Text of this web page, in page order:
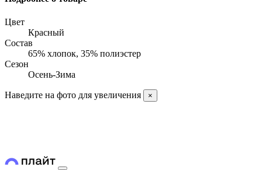
Цвет
Красный
Состав
65% хлопок, 35% полиэстер
Сезон
Осень-Зима
Наведите на фото для увеличения ×